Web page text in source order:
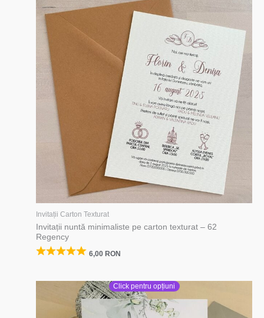
Invitații Carton Texturat
Invitații nuntă minimaliste pe carton texturat – 62
Regency
6,00 RON
Click pentru opțiuni